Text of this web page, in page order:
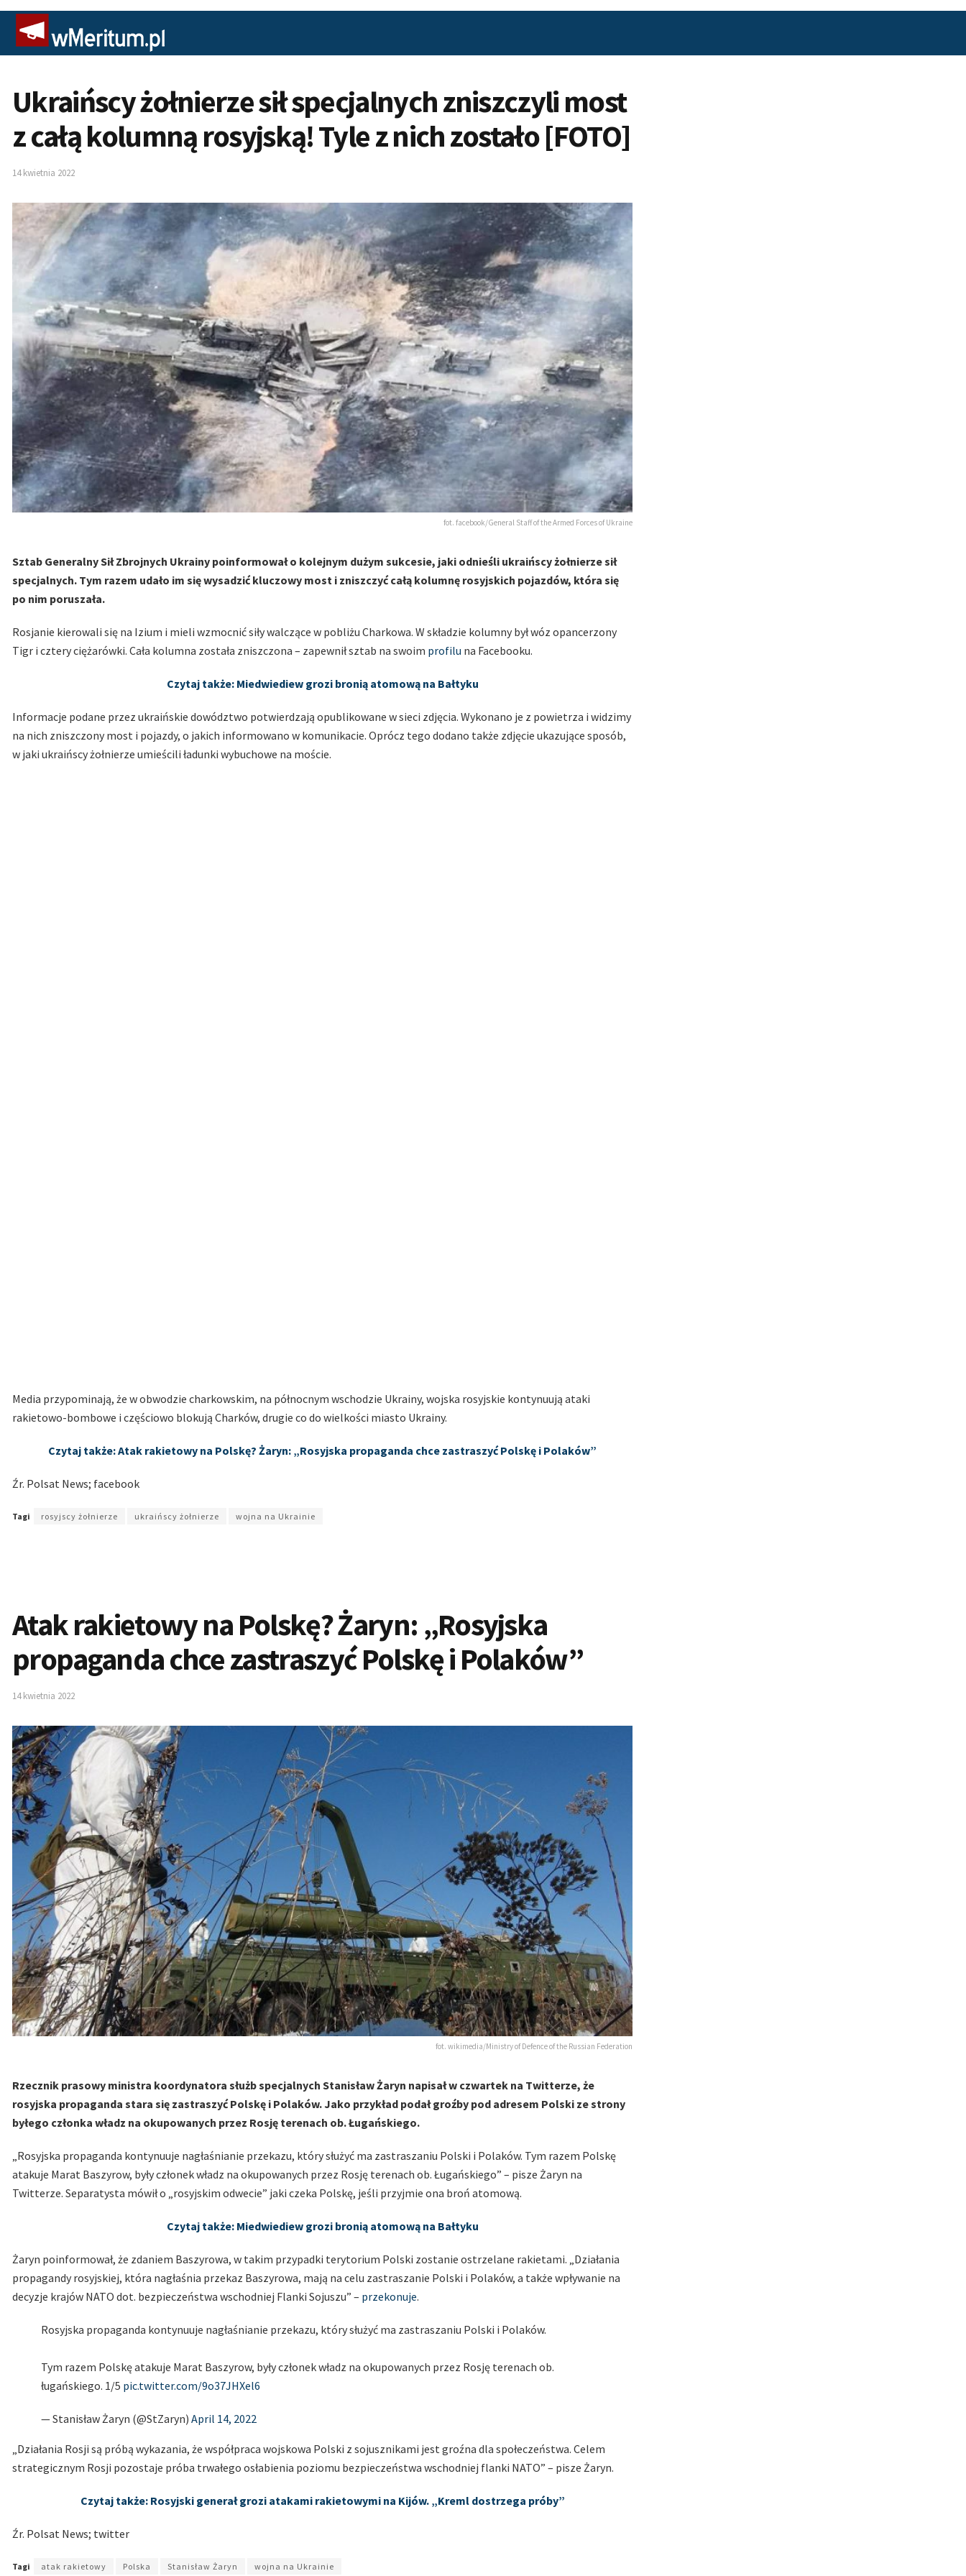
Ukraińscy żołnierze sił specjalnych zniszczyli most
z całą kolumną rosyjską! Tyle z nich zostało [FOTO]
14 kwietnia 2022
fot. facebook/General Staff of the Armed Forces of Ukraine
Sztab Generalny Sił Zbrojnych Ukrainy poinformował o kolejnym dużym sukcesie, jaki odnieśli ukraińscy żołnierze sił
specjalnych. Tym razem udało im się wysadzić kluczowy most i zniszczyć całą kolumnę rosyjskich pojazdów, która się
po nim poruszała.
Rosjanie kierowali się na Izium i mieli wzmocnić siły walczące w pobliżu Charkowa. W składzie kolumny był wóz opancerzony
Tigr i cztery ciężarówki. Cała kolumna została zniszczona – zapewnił sztab na swoim profilu na Facebooku.
Czytaj także: Miedwiediew grozi bronią atomową na Bałtyku
Informacje podane przez ukraińskie dowództwo potwierdzają opublikowane w sieci zdjęcia. Wykonano je z powietrza i widzimy
na nich zniszczony most i pojazdy, o jakich informowano w komunikacie. Oprócz tego dodano także zdjęcie ukazujące sposób,
w jaki ukraińscy żołnierze umieścili ładunki wybuchowe na moście.
Media przypominają, że w obwodzie charkowskim, na północnym wschodzie Ukrainy, wojska rosyjskie kontynuują ataki
rakietowo-bombowe i częściowo blokują Charków, drugie co do wielkości miasto Ukrainy.
Czytaj także: Atak rakietowy na Polskę? Żaryn: „Rosyjska propaganda chce zastraszyć Polskę i Polaków”
Źr. Polsat News; facebook
Tagi rosyjscy żołnierze ukraińscy żołnierze wojna na Ukrainie
Atak rakietowy na Polskę? Żaryn: „Rosyjska
propaganda chce zastraszyć Polskę i Polaków”
14 kwietnia 2022
fot. wikimedia/Ministry of Defence of the Russian Federation
Rzecznik prasowy ministra koordynatora służb specjalnych Stanisław Żaryn napisał w czwartek na Twitterze, że
rosyjska propaganda stara się zastraszyć Polskę i Polaków. Jako przykład podał groźby pod adresem Polski ze strony
byłego członka władz na okupowanych przez Rosję terenach ob. Ługańskiego.
„Rosyjska propaganda kontynuuje nagłaśnianie przekazu, który służyć ma zastraszaniu Polski i Polaków. Tym razem Polskę
atakuje Marat Baszyrow, były członek władz na okupowanych przez Rosję terenach ob. Ługańskiego” – pisze Żaryn na
Twitterze. Separatysta mówił o „rosyjskim odwecie” jaki czeka Polskę, jeśli przyjmie ona broń atomową.
Czytaj także: Miedwiediew grozi bronią atomową na Bałtyku
Żaryn poinformował, że zdaniem Baszyrowa, w takim przypadki terytorium Polski zostanie ostrzelane rakietami. „Działania
propagandy rosyjskiej, która nagłaśnia przekaz Baszyrowa, mają na celu zastraszanie Polski i Polaków, a także wpływanie na
decyzje krajów NATO dot. bezpieczeństwa wschodniej Flanki Sojuszu” – przekonuje.
Rosyjska propaganda kontynuuje nagłaśnianie przekazu, który służyć ma zastraszaniu Polski i Polaków.
Tym razem Polskę atakuje Marat Baszyrow, były członek władz na okupowanych przez Rosję terenach ob.
ługańskiego. 1/5 pic.twitter.com/9o37JHXel6
— Stanisław Żaryn (@StZaryn) April 14, 2022
„Działania Rosji są próbą wykazania, że współpraca wojskowa Polski z sojusznikami jest groźna dla społeczeństwa. Celem
strategicznym Rosji pozostaje próba trwałego osłabienia poziomu bezpieczeństwa wschodniej flanki NATO” – pisze Żaryn.
Czytaj także: Rosyjski generał grozi atakami rakietowymi na Kijów. „Kreml dostrzega próby”
Źr. Polsat News; twitter
Tagi atak rakietowy Polska Stanisław Żaryn wojna na Ukrainie